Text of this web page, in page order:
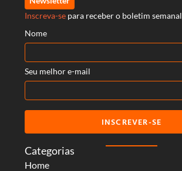
Categorias
Home
Inscreva-se para receber o boletim semanal
Nome
Seu melhor e-mail
INSCREVER-SE